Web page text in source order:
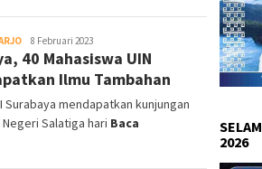
DetikGo
8 Februari 2023
40 Mahasiswa UIN
Ilmu Tambahan
Surabaya mendapatkan kunjungan
Salatiga hari Baca
2026